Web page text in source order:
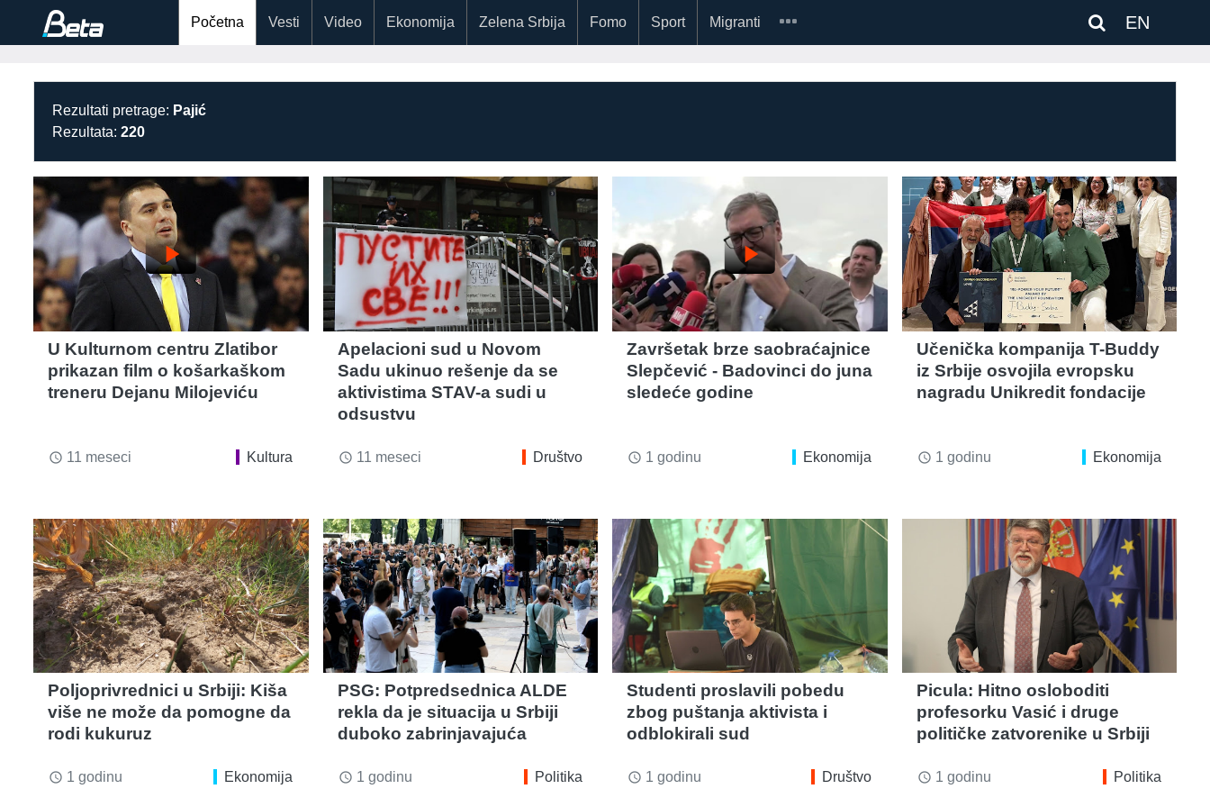
EN
Početna Vesti Video Ekonomija Zelena Srbija Fomo Sport Migranti
Rezultati pretrage: Pajić
Rezultata: 220
play_arrow
U Kulturnom centru Zlatibor
prikazan film o košarkaškom
treneru Dejanu Milojeviću
access_time 11 meseci Kultura
Apelacioni sud u Novom
Sadu ukinuo rešenje da se
aktivistima STAV-a sudi u
odsustvu
access_time 11 meseci Društvo
play_arrow
Završetak brze saobraćajnice
Slepčević - Badovinci do juna
sledeće godine
access_time 1 godinu Ekonomija
Učenička kompanija T-Buddy
iz Srbije osvojila evropsku
nagradu Unikredit fondacije
access_time 1 godinu Ekonomija
Poljoprivrednici u Srbiji: Kiša
više ne može da pomogne da
rodi kukuruz
access_time 1 godinu Ekonomija
PSG: Potpredsednica ALDE
rekla da je situacija u Srbiji
duboko zabrinjavajuća
access_time 1 godinu Politika
Studenti proslavili pobedu
zbog puštanja aktivista i
odblokirali sud
access_time 1 godinu Društvo
Picula: Hitno osloboditi
profesorku Vasić i druge
političke zatvorenike u Srbiji
access_time 1 godinu Politika